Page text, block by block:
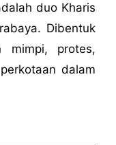
duo Kharis
Dibentuk
mimpi, protes,
dalam